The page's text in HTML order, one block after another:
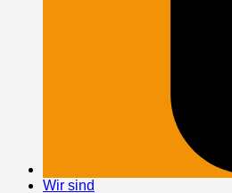
Wir sind